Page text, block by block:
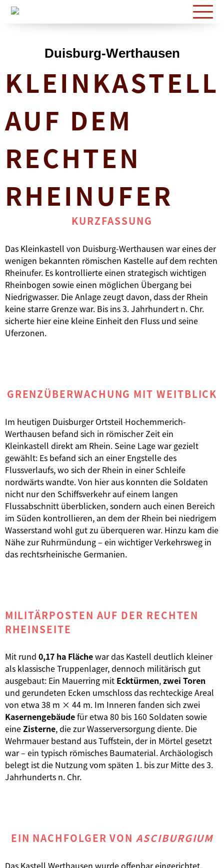
Karte
Fundorte
Duisburg-Werthausen
KLEINKASTELL
AUF DEM
RECHTEN
RHEINUFER
KURZFASSUNG
Das Kleinkastell von Duisburg-Werthausen war eines der
wenigen bekannten römischen Kastelle auf dem rechten
Rheinufer. Es kontrollierte einen strategisch wichtigen
Rheinbogen sowie einen möglichen Übergang bei
Niedrigwasser. Die Anlage zeugt davon, dass der Rhein
keine starre Grenze war. Bis ins 3. Jahrhundert n. Chr.
sicherte hier eine kleine Einheit den Fluss und seine
Uferzonen.
GRENZÜBERWACHUNG MIT WEITBLICK
Im heutigen Duisburger Ortsteil Hochemmerich-
Werthausen befand sich in römischer Zeit ein
Kleinkastell direkt am Rhein. Seine Lage war gezielt
gewählt: Es befand sich an einer Engstelle des
Flussverlaufs, wo sich der Rhein in einer Schleife
nordwärts wandte. Von hier aus konnten die Soldaten
nicht nur den Schiffsverkehr auf einem langen
Flussabschnitt überblicken, sondern auch einen Bereich
im Süden kontrollieren, an dem der Rhein bei niedrigem
Wasserstand wohl gut zu überqueren war. Hinzu kam die
Nähe zur Ruhrmündung – ein wichtiger Verkehrsweg in
das rechtsrheinische Germanien.
MILITÄRPOSTEN AUF DER RECHTEN
RHEINSEITE
Mit rund 0,17 ha Flächewar das Kastell deutlich kleiner
als klassische Truppenlager, dennoch militärisch gut
ausgebaut: Ein Mauerring mit Ecktürmen,zwei Toren
und gerundeten Ecken umschloss das rechteckige Areal
von etwa 38 m × 44 m. Im Inneren fanden sich zwei
Kasernengebäudefür etwa 80 bis 160 Soldaten sowie
eineZisterne, die zur Wasserversorgung diente. Die
Wehrmauer bestand aus Tuffstein, der in Mörtel gesetzt
war – ein typisch römisches Baumaterial. Archäologisch
belegt ist die Nutzung vom späten 1. bis zur Mitte des 3.
Jahrhunderts n. Chr.
EIN NACHFOLGER VONASCIBURGIUM
Das Kastell Werthausen wurde offenbar eingerichtet,